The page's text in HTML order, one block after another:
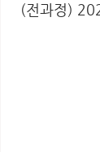
(전과정)